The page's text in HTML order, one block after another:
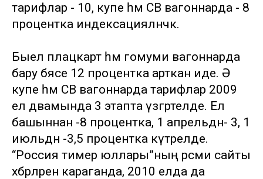
тарифлар - 10, купе һәм СВ вагоннарда - 8
процентка индексацияләнәчәк.
Быел плацкарт һәм гомуми вагоннарда
бару бәясе 12 процентка арткан иде. Ә
купе һәм СВ вагоннарда тарифлар 2009
ел дәвамында 3 этапта үзгәртелде. Ел
башыннан -8 процентка, 1 апрельдән- 3, 1
июльдән -3,5 процентка күтәрелде.
“Россия тимер юллары”ның рәсми сайты
хәбәрләренә караганда, 2010 елда да